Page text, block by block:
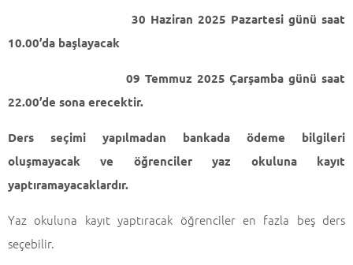
30 Haziran 2025 Pazartesi günü saat
10.00’da başlayacak
09 Temmuz 2025 Çarşamba günü saat
22.00’de sona erecektir.
Ders seçimi yapılmadan bankada ödeme bilgileri
oluşmayacak ve öğrenciler yaz okuluna kayıt
yaptıramayacaklardır.
Yaz okuluna kayıt yaptıracak öğrenciler en fazla beş ders
seçebilir.